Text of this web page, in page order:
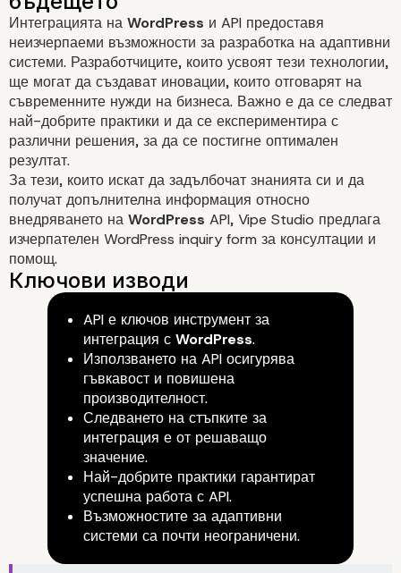
Най-добри практики за
WordPress API
Интеграцията на WordPress и API предоставя
неизчерпаеми възможности за разработка на адаптивни
системи. Разработчиците, които усвоят тези технологии,
ще могат да създават иновации, които отговарят на
съвременните нужди на бизнеса. Важно е да се следват
най-добрите практики и да се експериментира с
различни решения, за да се постигне оптимален
резултат.
За тези, които искат да задълбочат знанията си и да
получат допълнителна информация относно
внедряването на WordPress API, Vipe Studio предлага
изчерпателен WordPress inquiry form за консултации и
помощ.
API е ключов инструмент за
интеграция с WordPress.
Използването на API осигурява
гъвкавост и повишена
производителност.
Следването на стъпките за
интеграция е от решаващо
значение.
Най-добрите практики гарантират
успешна работа с API.
Възможностите за адаптивни
системи са почти неограничени.